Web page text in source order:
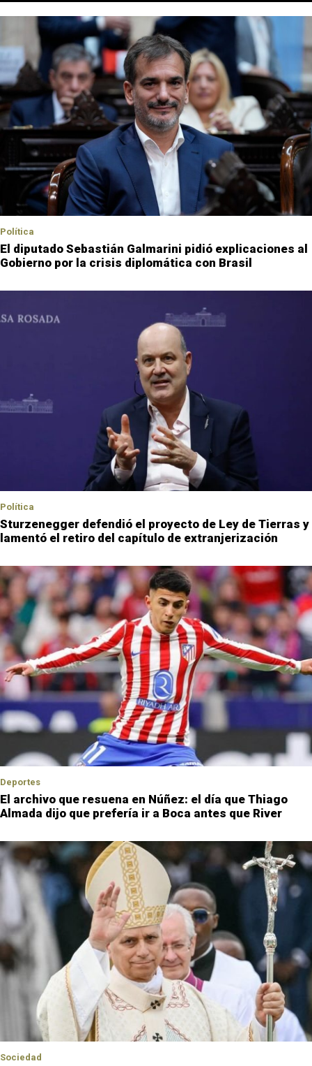
Política
El diputado Sebastián Galmarini pidió explicaciones al
Gobierno por la crisis diplomática con Brasil
Política
Sturzenegger defendió el proyecto de Ley de Tierras y
lamentó el retiro del capítulo de extranjerización
Deportes
El archivo que resuena en Núñez: el día que Thiago
Almada dijo que prefería ir a Boca antes que River
Sociedad